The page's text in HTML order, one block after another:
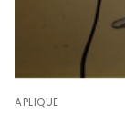
APLIQUE